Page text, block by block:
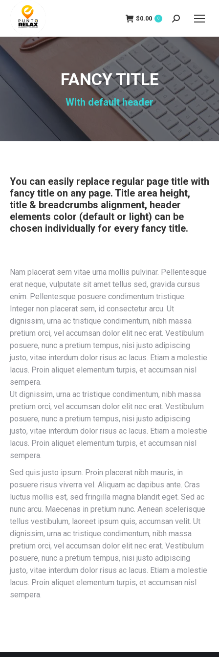
$0.00 0 Search:
FANCY TITLE
With default header
You can easily replace regular page title with
fancy title on any page. Title area height,
title & breadcrumbs alignment, header
elements color (default or light) can be
chosen individually for every fancy title.
Nam placerat sem vitae urna mollis pulvinar. Pellentesque
erat neque, vulputate sit amet tellus sed, gravida cursus
enim. Pellentesque posuere condimentum tristique.
Integer non placerat sem, id consectetur arcu. Ut
dignissim, urna ac tristique condimentum, nibh massa
pretium orci, vel accumsan dolor elit nec erat. Vestibulum
posuere, nunc a pretium tempus, nisi justo adipiscing
justo, vitae interdum dolor risus ac lacus. Etiam a molestie
lacus. Proin aliquet elementum turpis, et accumsan nisl
sempera.
Ut dignissim, urna ac tristique condimentum, nibh massa
pretium orci, vel accumsan dolor elit nec erat. Vestibulum
posuere, nunc a pretium tempus, nisi justo adipiscing
justo, vitae interdum dolor risus ac lacus. Etiam a molestie
lacus. Proin aliquet elementum turpis, et accumsan nisl
sempera.
Sed quis justo ipsum. Proin placerat nibh mauris, in
posuere risus viverra vel. Aliquam ac dapibus ante. Cras
luctus mollis est, sed fringilla magna blandit eget. Sed ac
nunc arcu. Maecenas in pretium nunc. Aenean scelerisque
tellus vestibulum, laoreet ipsum quis, accumsan velit. Ut
dignissim, urna ac tristique condimentum, nibh massa
pretium orci, vel accumsan dolor elit nec erat. Vestibulum
posuere, nunc a pretium tempus, nisi justo adipiscing
justo, vitae interdum dolor risus ac lacus. Etiam a molestie
lacus. Proin aliquet elementum turpis, et accumsan nisl
sempera.